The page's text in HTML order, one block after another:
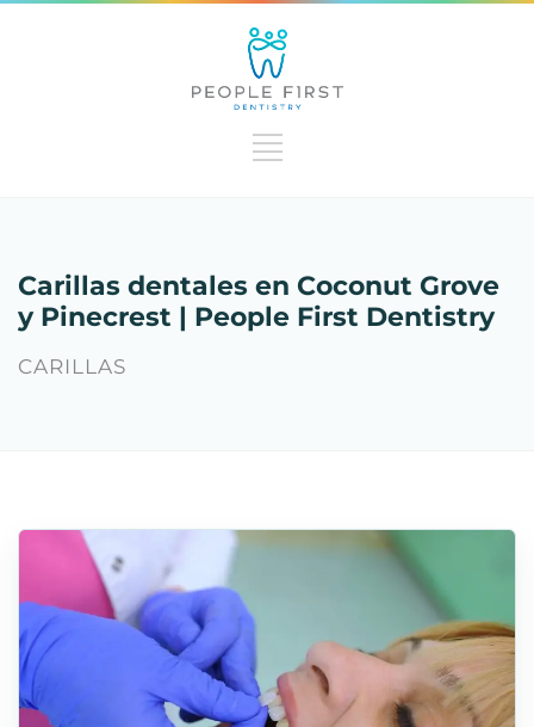
Carillas dentales en Coconut Grove
y Pinecrest | People First Dentistry
CARILLAS